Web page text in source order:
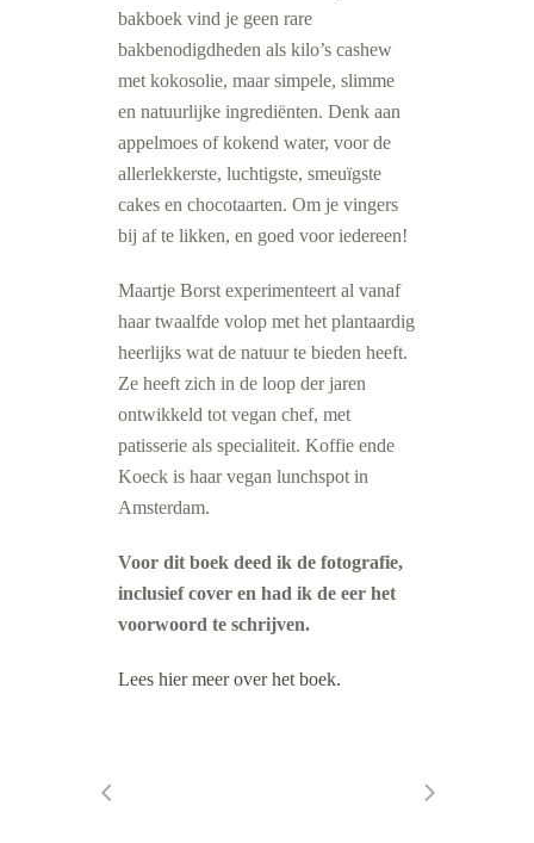
bakboek vind je geen rare
bakbenodigdheden als kilo’s cashew
met kokosolie, maar simpele, slimme
en natuurlijke ingrediënten. Denk aan
appelmoes of kokend water, voor de
allerlekkerste, luchtigste, smeuïgste
cakes en chocotaarten. Om je vingers
bij af te likken, en goed voor iedereen!
Maartje Borst experimenteert al vanaf
haar twaalfde volop met het plantaardig
heerlijks wat de natuur te bieden heeft.
Ze heeft zich in de loop der jaren
ontwikkeld tot vegan chef, met
patisserie als specialiteit. Koffie ende
Koeck is haar vegan lunchspot in
Amsterdam.
Voor dit boek deed ik de fotografie,
inclusief cover en had ik de eer het
voorwoord te schrijven.
Lees hier meer over het boek.